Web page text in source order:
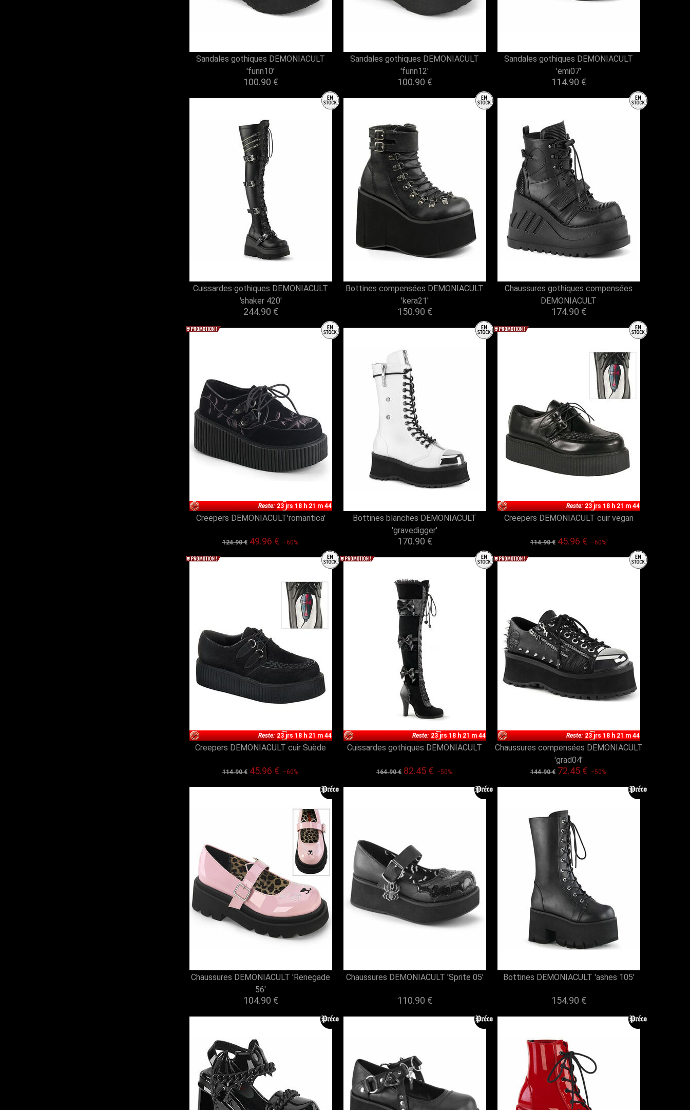
Sandales gothiques DEMONIACULT
'funn10'
100.90 €
Sandales gothiques DEMONIACULT
'funn12'
100.90 €
Sandales gothiques DEMONIACULT
'emi07'
114.90 €
Cuissardes gothiques DEMONIACULT
'shaker 420'
244.90 €
Bottines compensées DEMONIACULT
'kera21'
150.90 €
Chaussures gothiques compensées
DEMONIACULT
174.90 €
Reste:23 jrs 18 h 21 m 43
Creepers DEMONIACULT'romantica'
124.90 € 49.96 € −60%
Bottines blanches DEMONIACULT
'gravedigger'
170.90 €
Reste:23 jrs 18 h 21 m 43
Creepers DEMONIACULT cuir vegan
114.90 € 45.96 € −60%
Reste:23 jrs 18 h 21 m 43
Creepers DEMONIACULT cuir Suède
114.90 € 45.96 € −60%
Reste:23 jrs 18 h 21 m 43
Cuissardes gothiques DEMONIACULT
164.90 € 82.45 € −50%
Reste:23 jrs 18 h 21 m 43
Chaussures compensées DEMONIACULT
'grad04'
144.90 € 72.45 € −50%
Chaussures DEMONIACULT 'Renegade
56'
104.90 €
Chaussures DEMONIACULT 'Sprite 05'
110.90 €
Bottines DEMONIACULT 'ashes 105'
154.90 €